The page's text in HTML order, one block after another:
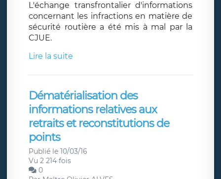
L'échange transfrontalier d'informations
concernant les infractions en matière de
sécurité routière a été mis à mal par la
CJUE.
Lire la suite
Dématérialisation des
informations relatives aux
retraits et reconstitutions de
points
Publié le 10/03/16
Vu 2 214 fois
0